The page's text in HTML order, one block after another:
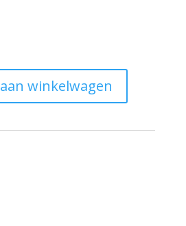
winkelwagen